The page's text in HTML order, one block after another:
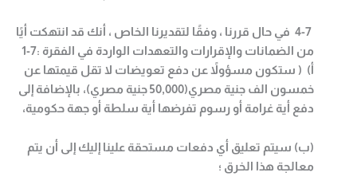
في حال قررنا ، وفقًا لتقديرنا الخاص ، أنك قد انتهكت أيًا
من الضمانات والإقرارات والتعهدات الواردة في الفقرة :7-1
) ( ستكون مسؤولاً عن دفع تعويضات لا تقل قيمتها عن
خمسون الف جنية مصري(50,000 جنية مصري)، بالإضافة إلى
دفع أية غرامة أو رسوم تفرضها أية سلطة أو جهة حكومية،
(ب‌) سيتم تعليق أي دفعات مستحقة علينا إليك إلى أن يتم
معالجة هذا الخرق ؛